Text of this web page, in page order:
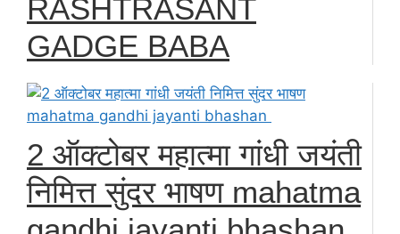
RASHTRASANT
GADGE BABA
2 ऑक्टोबर महात्मा गांधी जयंती
निमित्त सुंदर भाषण mahatma